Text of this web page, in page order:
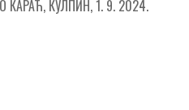
КАРАЋ, КУЛПИН, 1. 9. 2024.